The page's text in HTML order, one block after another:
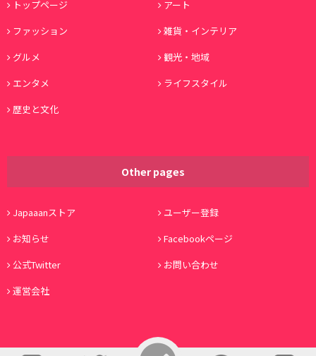
トップページ
アート
ファッション
雑貨・インテリア
グルメ
観光・地域
エンタメ
ライフスタイル
歴史と文化
Other pages
Japaaanストア
ユーザー登録
お知らせ
Facebookページ
公式Twitter
お問い合わせ
運営会社